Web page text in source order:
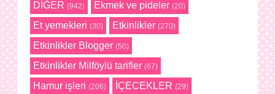
DİĞER (942) Ekmek ve pideler (20)
Et yemekleri (30) Etkinlikler (270)
Etkinlikler Blogger (50)
Etkinlikler Milföylü tarifler (67)
Hamur işleri (206) İÇECEKLER (29)